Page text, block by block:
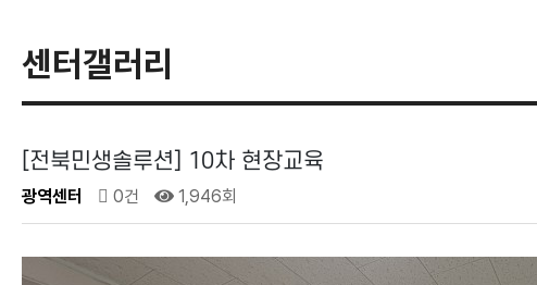
센터갤러리
[전북민생솔루션] 10차 현장교육
광역센터 0건 1,946회